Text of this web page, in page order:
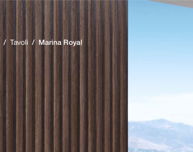
/ Tavoli / Marina Royal